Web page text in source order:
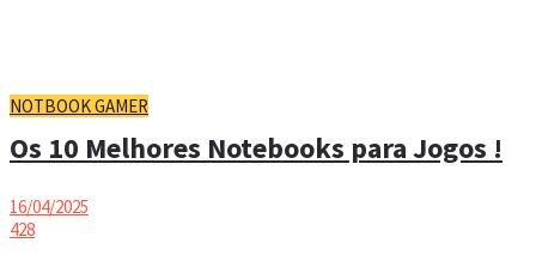
NOTBOOK GAMER
Os 10 Melhores Notebooks para Jogos !
16/04/2025
428